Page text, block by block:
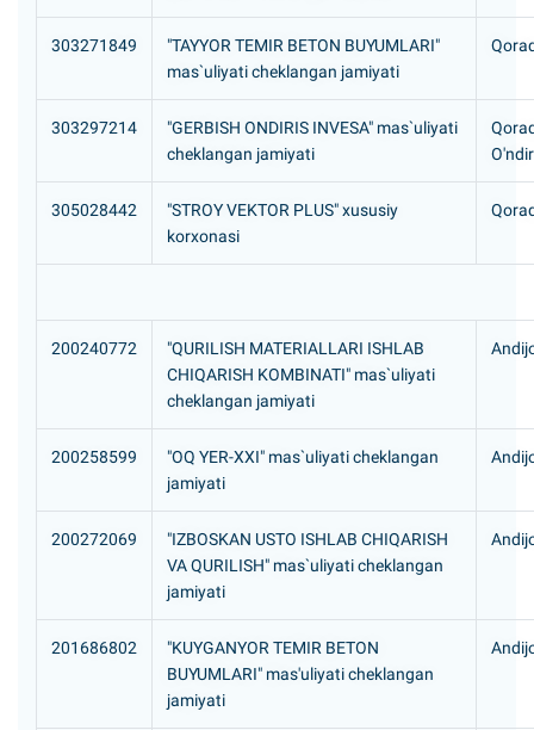
303271849
"TAYYOR TEMIR BETON BUYUMLARI"
mas`uliyati cheklangan jamiyati
303297214
"GERBISH ONDIRIS INVESA" mas`uliyati
cheklangan jamiyati
305028442
"STROY VEKTOR PLUS" xususiy
korxonasi
200240772
"QURILISH MATERIALLARI ISHLAB
CHIQARISH KOMBINATI" mas`uliyati
cheklangan jamiyati
200258599
"OQ YER-XXI" mas`uliyati cheklangan
jamiyati
200272069
"IZBOSKAN USTO ISHLAB CHIQARISH
VA QURILISH" mas`uliyati cheklangan
jamiyati
201686802
"KUYGANYOR TEMIR BETON
BUYUMLARI" mas'uliyati cheklangan
jamiyati